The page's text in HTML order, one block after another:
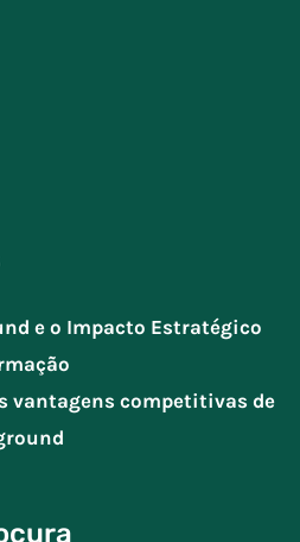
e o Impacto Estratégico
vantagens competitivas de